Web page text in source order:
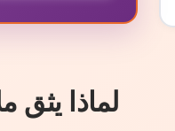
لماذا يثق